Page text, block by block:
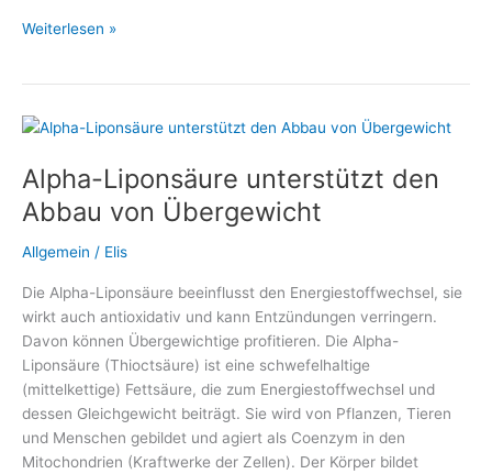
Welt-
mit
Informationsangebot
Weiterlesen »
Alpha-Liponsäure unterstützt den
Abbau von Übergewicht
Allgemein / Elis
Die Alpha-Liponsäure beeinflusst den Energiestoffwechsel, sie
wirkt auch antioxidativ und kann Entzündungen verringern.
Davon können Übergewichtige profitieren. Die Alpha-
Liponsäure (Thioctsäure) ist eine schwefelhaltige
(mittelkettige) Fettsäure, die zum Energiestoffwechsel und
dessen Gleichgewicht beiträgt. Sie wird von Pflanzen, Tieren
und Menschen gebildet und agiert als Coenzym in den
Mitochondrien (Kraftwerke der Zellen). Der Körper bildet